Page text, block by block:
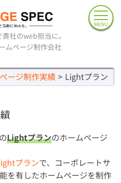
MENU
社のweb担当に。
ムページ制作会社
ージ制作実績 Lightプラン
Lightプランのホームページ
プランで、コーポレートサ
を有したホームページを制作